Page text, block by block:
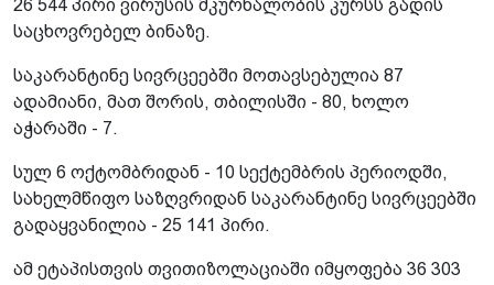
26 544 პირი ვირუსის მკურნალობის კურსს გადის
საცხოვრებელ ბინაზე.
საკარანტინე სივრცეებში მოთავსებულია 87
ადამიანი, მათ შორის, თბილისში - 80, ხოლო
აჭარაში - 7.
სულ 6 ოქტომბრიდან - 10 სექტემბრის პერიოდში,
სახელმწიფო საზღვრიდან საკარანტინე სივრცეებში
გადაყვანილია - 25 141 პირი.
ამ ეტაპისთვის თვითიზოლაციაში იმყოფება 36 303